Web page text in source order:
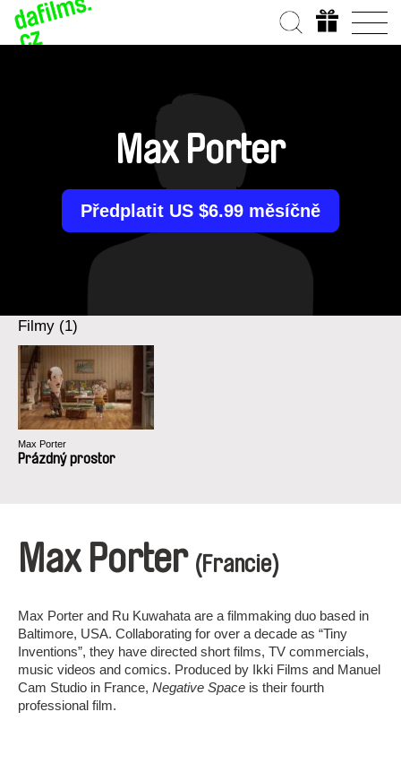
Max Porter
Předplatit US $6.99 měsíčně
Filmy (1)
Max Porter
Prázdný prostor
Max Porter (Francie)
Max Porter and Ru Kuwahata are a filmmaking duo based in
Baltimore, USA. Collaborating for over a decade as “Tiny
Inventions”, they have directed short films, TV commercials,
music videos and comics. Produced by Ikki Films and Manuel
Cam Studio in France, Negative Space is their fourth
professional film.